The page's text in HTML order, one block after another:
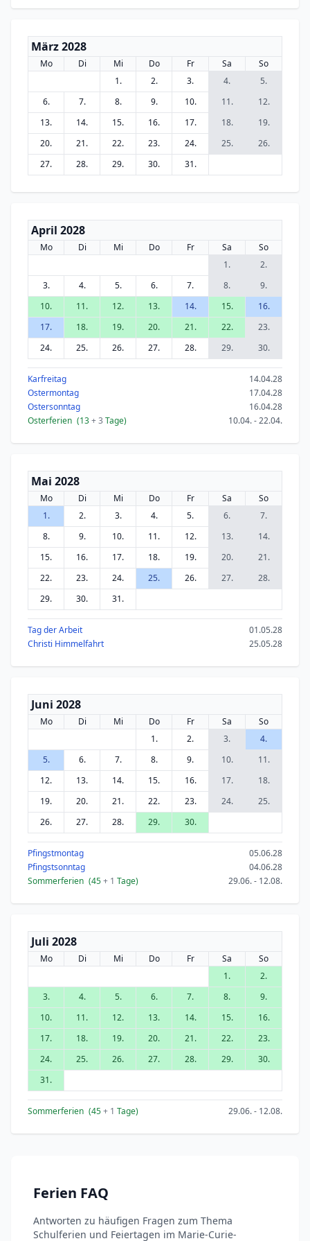
März 2028
Mo Di Mi Do Fr Sa
So
1.
2. 3. 4.
5.
6.
7. 8. 9. 10. 11.
12.
13.
14. 15. 16. 17. 18.
19.
20.
21. 22. 23. 24. 25.
26.
27.
28. 29. 30. 31.
April 2028
Mo Di Mi Do Fr Sa
So
1.
2.
3.
4. 5. 6. 7. 8.
9.
10.
11. 12. 13. 14. 15.
16.
17.
18. 19. 20. 21. 22.
23.
24.
25. 26. 27. 28. 29. 30.
Karfreitag
14.04.28
Ostermontag
17.04.28
Ostersonntag
16.04.28
Osterferien (13+ 3 Tage) 10.04. - 22.04.
Mai 2028
Mo Di Mi Do Fr Sa
So
1.
2. 3. 4. 5. 6.
7.
8.
9. 10. 11. 12. 13.
14.
15.
16. 17. 18. 19. 20.
21.
22.
23. 24. 25. 26. 27.
28.
29.
30. 31.
Tag der Arbeit
01.05.28
Christi Himmelfahrt
25.05.28
Juni 2028
Mo Di Mi Do Fr Sa
So
1.
2. 3.
4.
5.
6. 7. 8. 9. 10.
11.
12.
13. 14. 15. 16. 17.
18.
19.
20. 21. 22. 23. 24.
25.
26.
27. 28. 29. 30.
Pfingstmontag
05.06.28
Pfingstsonntag
04.06.28
Sommerferien (45+ 1 Tage) 29.06. - 12.08.
Juli 2028
Mo Di Mi Do Fr Sa
So
1.
2.
3.
4. 5. 6. 7. 8.
9.
10.
11. 12. 13. 14. 15.
16.
17.
18. 19. 20. 21. 22.
23.
24.
25. 26. 27. 28. 29.
30.
31.
Sommerferien (45+ 1 Tage) 29.06. - 12.08.
Ferien FAQ
Antworten zu häufigen Fragen zum Thema
Schulferien und Feiertagen im Marie-Curie-